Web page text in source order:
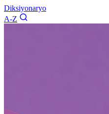
Diksiyonaryo
A-Z